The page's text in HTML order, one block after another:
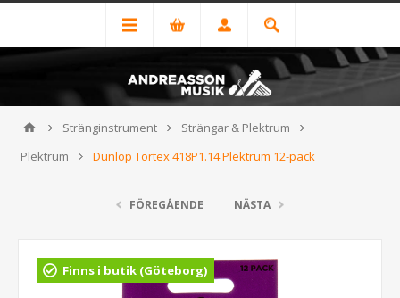
Stränginstrument
Strängar & Plektrum
Plektrum
Dunlop Tortex 418P1.14 Plektrum 12-pack
FÖREGÅENDE NÄSTA
Finns i butik (Göteborg)